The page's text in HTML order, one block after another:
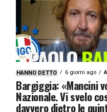
HANNO DETTO 6 giorni ago
Bargiggia: «Mancini
Nazionale. Vi svelo
davvero dietro le